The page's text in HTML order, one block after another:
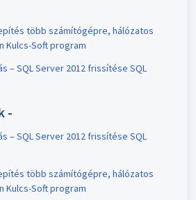
több számítógépre, hálózatos
Kulcs-Soft program
– SQL Server 2012 frissítése SQL
-
– SQL Server 2012 frissítése SQL
több számítógépre, hálózatos
Kulcs-Soft program